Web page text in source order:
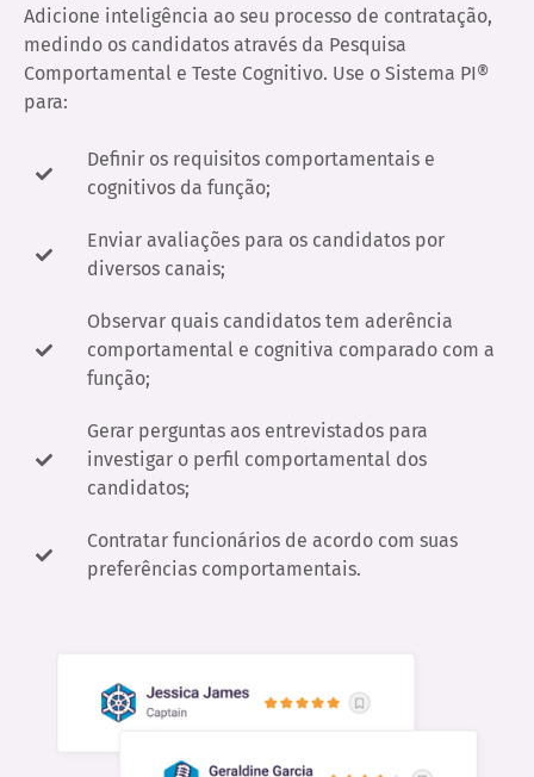
Adicione inteligência ao seu processo de contratação,
medindo os candidatos através da Pesquisa
Comportamental e Teste Cognitivo. Use o Sistema PI®
para:
​Definir os requisitos comportamentais e
cognitivos da função;
Enviar avaliações para os candidatos por
diversos canais;
Observar quais candidatos tem aderência
comportamental e cognitiva comparado com a
função;
Gerar perguntas aos entrevistados para
investigar o perfil comportamental dos
candidatos;
Contratar funcionários de acordo com suas
preferências comportamentais.